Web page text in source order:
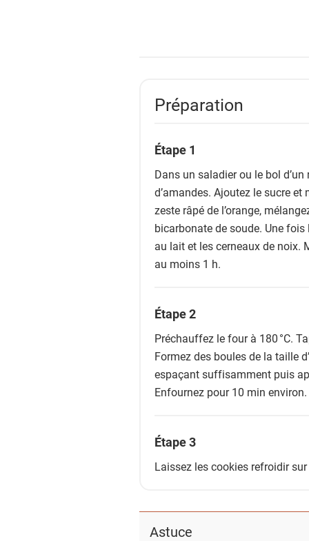
Préparation
Étape 1
Dans un saladier ou le bol
d’amandes. Ajoutez le sucre
zeste râpé de l’orange,
bicarbonate de soude. Une
au lait et les cerneaux de noix.
au moins 1 h.
Étape 2
Préchauffez le four à 180 °C.
Formez des boules de la taille
espaçant suffisamment puis
Enfournez pour 10 min environ.
Étape 3
Laissez les cookies refroidir
Astuce